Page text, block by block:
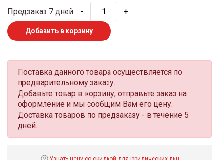
Предзаказ 7 дней - +
Добавить в корзину
Поставка данного товара осуществляется по
предварительному заказу.
Добавьте товар в корзину, отправьте заказ на
оформление и мы сообщим Вам его цену.
Доставка товаров по предзаказу - в течение 5
дней.
Узнать цену со скидкой для юридических лиц